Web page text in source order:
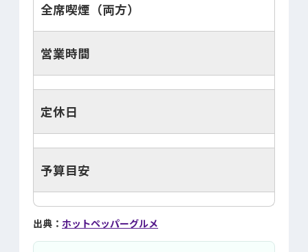
全席喫煙（両方）
営業時間
定休日
予算目安
出典： ホットペッパーグルメ